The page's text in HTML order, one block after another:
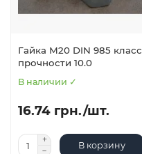
Гайка М20 DIN 985 класс
прочности 10.0
В наличии ✓
16.74 грн./шт.
В корзину